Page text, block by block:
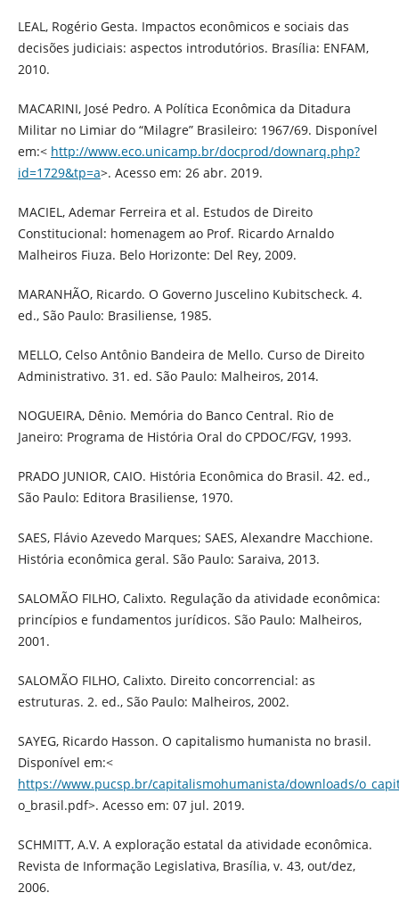
LEAL, Rogério Gesta. Impactos econômicos e sociais das
decisões judiciais: aspectos introdutórios. Brasília: ENFAM,
2010.
MACARINI, José Pedro. A Política Econômica da Ditadura
Militar no Limiar do “Milagre” Brasileiro: 1967/69. Disponível
em:< http://www.eco.unicamp.br/docprod/downarq.php?
id=1729&tp=a>. Acesso em: 26 abr. 2019.
MACIEL, Ademar Ferreira et al. Estudos de Direito
Constitucional: homenagem ao Prof. Ricardo Arnaldo
Malheiros Fiuza. Belo Horizonte: Del Rey, 2009.
MARANHÃO, Ricardo. O Governo Juscelino Kubitscheck. 4.
ed., São Paulo: Brasiliense, 1985.
MELLO, Celso Antônio Bandeira de Mello. Curso de Direito
Administrativo. 31. ed. São Paulo: Malheiros, 2014.
NOGUEIRA, Dênio. Memória do Banco Central. Rio de
Janeiro: Programa de História Oral do CPDOC/FGV, 1993.
PRADO JUNIOR, CAIO. História Econômica do Brasil. 42. ed.,
São Paulo: Editora Brasiliense, 1970.
SAES, Flávio Azevedo Marques; SAES, Alexandre Macchione.
História econômica geral. São Paulo: Saraiva, 2013.
SALOMÃO FILHO, Calixto. Regulação da atividade econômica:
princípios e fundamentos jurídicos. São Paulo: Malheiros,
2001.
SALOMÃO FILHO, Calixto. Direito concorrencial: as
estruturas. 2. ed., São Paulo: Malheiros, 2002.
SAYEG, Ricardo Hasson. O capitalismo humanista no brasil.
Disponível em:<
https://www.pucsp.br/capitalismohumanista/downloads/
o_brasil.pdf>. Acesso em: 07 jul. 2019.
SCHMITT, A.V. A exploração estatal da atividade econômica.
Revista de Informação Legislativa, Brasília, v. 43, out/dez,
2006.